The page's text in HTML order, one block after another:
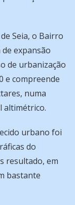
Seia, o Bairro
expansão
de urbanização
e compreende
numa
altimétrico.
urbano foi
do
resultado, em
bastante